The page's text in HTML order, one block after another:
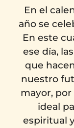
En el
año se
En este
ese día,
que
nuestro
mayor,
ideal
espiritual